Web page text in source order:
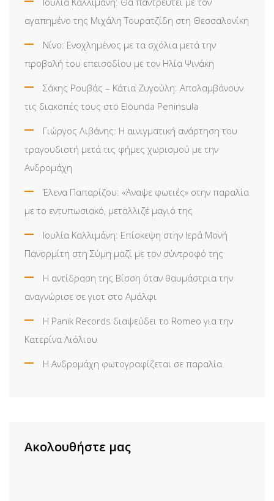
αγαπημένο της Μιχάλη Τουρατζίδη στη Θεσσαλονίκη
Νίνο: Ενοχλημένος με τα σχόλια μετά την
προβολή του επεισοδίου με τον Ηλία Ψινάκη
Σάκης Ρουβάς – Κάτια Ζυγούλη: Απολαμβάνουν
τις διακοπές τους στο Elounda Peninsula
Γιώργος Λιβάνης: Η αινιγματική ανάρτηση του
τραγουδιστή μετά τις φήμες χωρισμού με την
Ανδρομάχη
Έλενα Παπαρίζου: «Άναψε φωτιές» στην παραλία
με το εντυπωσιακό, μεταλλιζέ μαγιό της
Ιουλία Καλλιμάνη: Επίσκεψη στην Ιερά Μονή
Πανορμίτη στη Σύμη μαζί με τον σύντροφό της
Η αντίδραση της Βίσση όταν θαυμάστρια την
αναγνώρισε σε γιοτ στο Αμάλφι
Η Panik Records διαψεύδει το Romeo για την
Κατερίνα Λιόλιου
Η Ανδρομάχη φωτογραφίζεται σε παραλία
Ακολουθήστε μας